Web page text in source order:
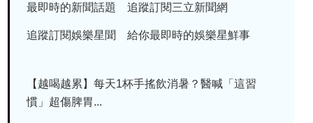
最即時的新聞話題 追蹤訂閱三立新聞網
追蹤訂閱娛樂星聞 給你最即時的娛樂星鮮事
【越喝越累】每天1杯手搖飲消暑？醫喊「這習
慣」超傷脾胃...